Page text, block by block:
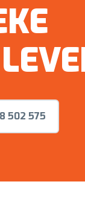
502 575